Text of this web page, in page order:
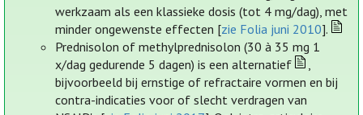
werkzaam als een klassieke dosis (tot 4 mg/dag), met
minder ongewenste effecten [zie Folia juni 2010].
Prednisolon of methylprednisolon (30 à 35 mg 1
x/dag gedurende 5 dagen) is een alternatief
,
bijvoorbeeld bij ernstige of refractaire vormen en bij
contra-indicaties voor of slecht verdragen van